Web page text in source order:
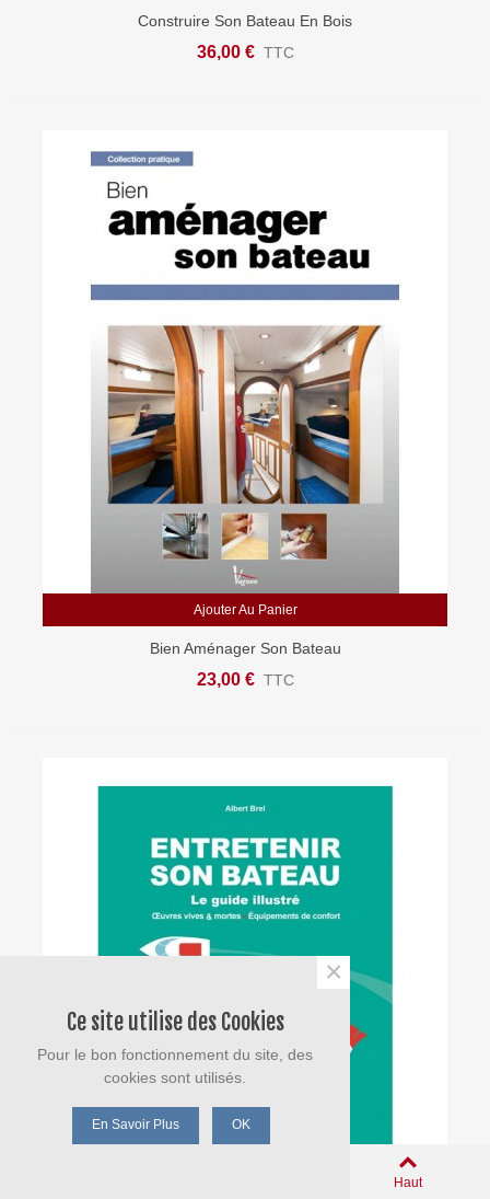
Construire Son Bateau En Bois
36,00 € TTC
Ajouter Au Panier
Bien Aménager Son Bateau
23,00 € TTC
Haut
Ce site utilise des Cookies
Pour le bon fonctionnement du site, des
cookies sont utilisés.
En Savoir Plus OK
×